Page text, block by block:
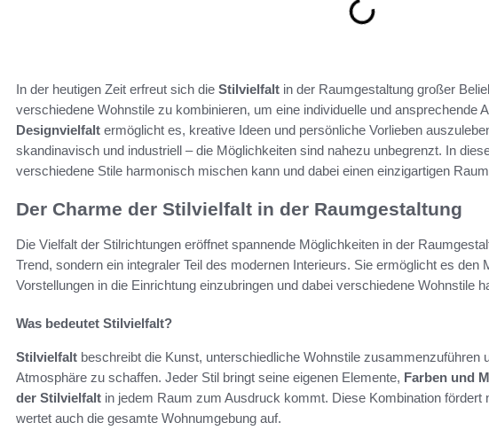
In der heutigen Zeit erfreut sich die Stilvielfalt in der Raumgestaltung großer
verschiedene Wohnstile zu kombinieren, um eine individuelle und ansprechende
Designvielfalt ermöglicht es, kreative Ideen und persönliche Vorlieben
skandinavisch und industriell – die Möglichkeiten sind nahezu unbegrenzt. In
verschiedene Stile harmonisch mischen kann und dabei einen einzigartigen
Der Charme der Stilvielfalt in der Raumgestaltung
Die Vielfalt der Stilrichtungen eröffnet spannende Möglichkeiten in der
Trend, sondern ein integraler Teil des modernen Interieurs. Sie ermöglicht es den
Vorstellungen in die Einrichtung einzubringen und dabei verschiedene Wohnstile
Was bedeutet Stilvielfalt?
Stilvielfalt beschreibt die Kunst, unterschiedliche Wohnstile zusammenzuführen
Atmosphäre zu schaffen. Jeder Stil bringt seine eigenen Elemente, Farben und
der Stilvielfalt in jedem Raum zum Ausdruck kommt. Diese Kombination fördert
wertet auch die gesamte Wohnumgebung auf.